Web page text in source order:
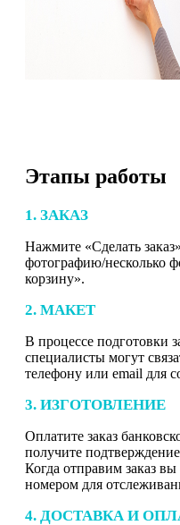
Этапы работы
1. ЗАКАЗ
Нажмите «Сделать
фотографию/несколько
корзину».
2. МАКЕТ
В процессе подготовки
специалисты могут
телефону или email для
3. ИЗГОТОВЛЕНИЕ
Оплатите заказ
получите
Когда отправим заказ
номером для
4. ДОСТАВКА И